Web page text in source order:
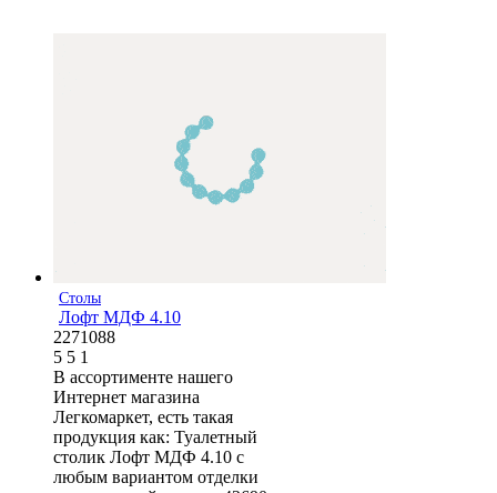
Столы
Лофт МДФ 4.10
2271088
5 5 1
В ассортименте нашего
Интернет магазина
Легкомаркет, есть такая
продукция как: Туалетный
столик Лофт МДФ 4.10 с
любым вариантом отделки